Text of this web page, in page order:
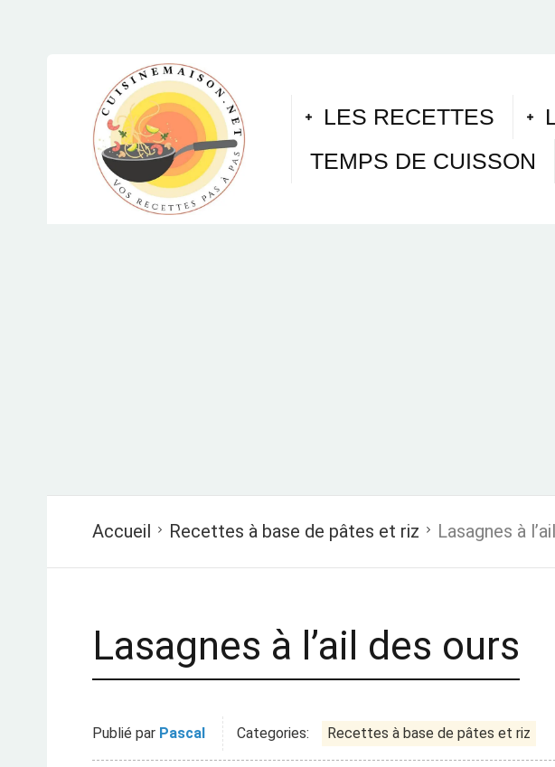
LES RECETTES
TEMPS DE CUISSON
Accueil Recettes à base de pâtes et riz Lasagnes à
Lasagnes à l’ail des ours
Publié par Pascal Categories: Recettes à base de pâtes et riz